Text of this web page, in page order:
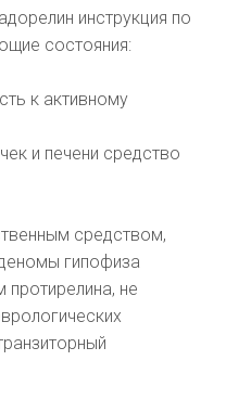
инструкция по
состояния:
к активному
и печени средство
средством,
гипофиза
не